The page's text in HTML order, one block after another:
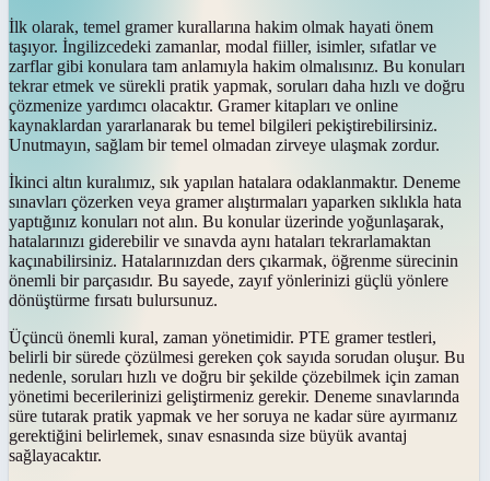
İlk olarak, temel gramer kurallarına hakim olmak hayati önem
taşıyor. İngilizcedeki zamanlar, modal fiiller, isimler, sıfatlar ve
zarflar gibi konulara tam anlamıyla hakim olmalısınız. Bu konuları
tekrar etmek ve sürekli pratik yapmak, soruları daha hızlı ve doğru
çözmenize yardımcı olacaktır. Gramer kitapları ve online
kaynaklardan yararlanarak bu temel bilgileri pekiştirebilirsiniz.
Unutmayın, sağlam bir temel olmadan zirveye ulaşmak zordur.
İkinci altın kuralımız, sık yapılan hatalara odaklanmaktır. Deneme
sınavları çözerken veya gramer alıştırmaları yaparken sıklıkla hata
yaptığınız konuları not alın. Bu konular üzerinde yoğunlaşarak,
hatalarınızı giderebilir ve sınavda aynı hataları tekrarlamaktan
kaçınabilirsiniz. Hatalarınızdan ders çıkarmak, öğrenme sürecinin
önemli bir parçasıdır. Bu sayede, zayıf yönlerinizi güçlü yönlere
dönüştürme fırsatı bulursunuz.
Üçüncü önemli kural, zaman yönetimidir. PTE gramer testleri,
belirli bir sürede çözülmesi gereken çok sayıda sorudan oluşur. Bu
nedenle, soruları hızlı ve doğru bir şekilde çözebilmek için zaman
yönetimi becerilerinizi geliştirmeniz gerekir. Deneme sınavlarında
süre tutarak pratik yapmak ve her soruya ne kadar süre ayırmanız
gerektiğini belirlemek, sınav esnasında size büyük avantaj
sağlayacaktır.